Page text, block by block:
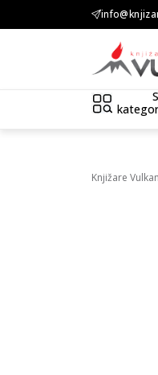
KOLIČINSKI POPUST ::: Dodatnih 10% na tri
Knjižare Vulkan